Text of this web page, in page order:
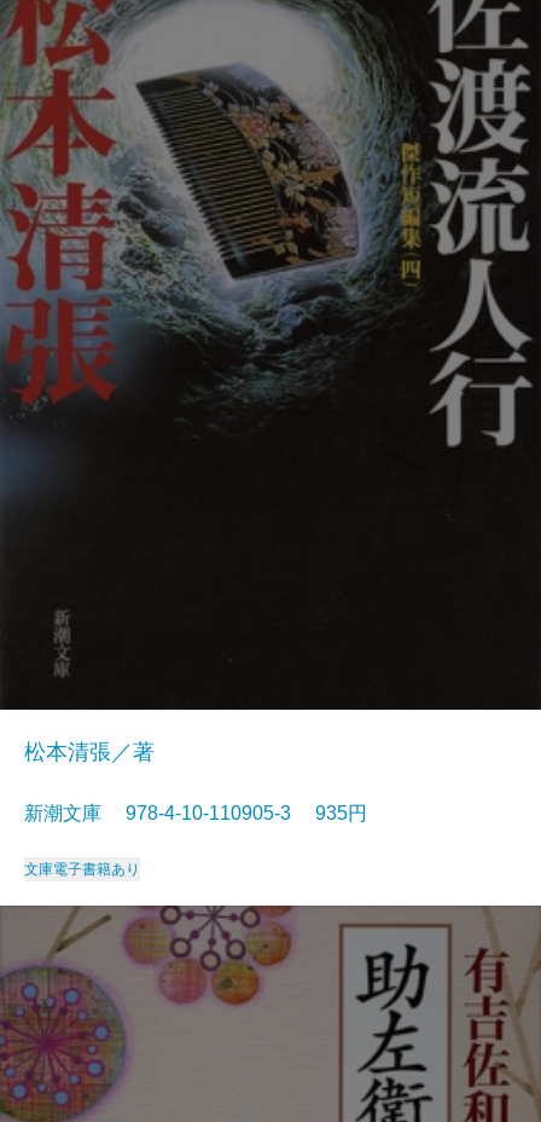
松本清張／著
新潮文庫 978-4-10-110905-3 935円
文庫電子書籍あり